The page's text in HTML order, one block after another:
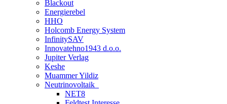
Blackout
Energierebel
HHO
Holcomb Energy System
InfinitySAV
Innovatehno1943 d.o.o.
Jupiter Verlag
Keshe
Muammer Yildiz
Neutrinovoltaik
NET8